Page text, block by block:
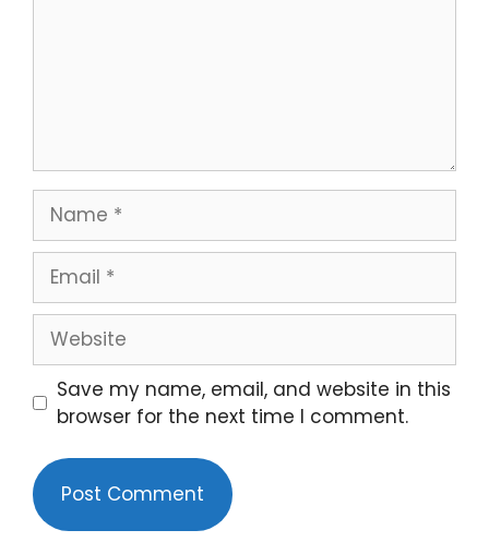
Save my name, email, and website in this
browser for the next time I comment.